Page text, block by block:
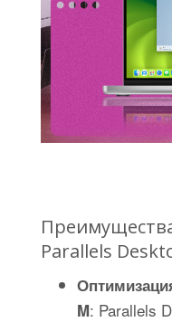
Parallels
M: Parallels